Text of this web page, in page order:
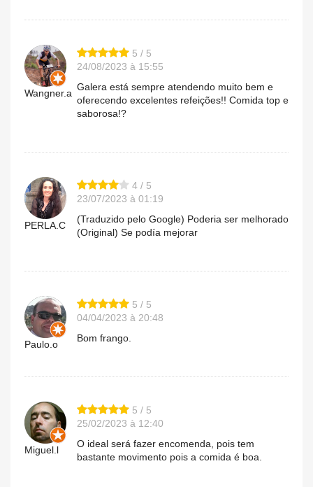
Wangner.a
5 / 5
24/08/2023 à 15:55
Galera está sempre atendendo muito bem e
oferecendo excelentes refeições!! Comida top e
saborosa!?
PERLA.C
4 / 5
23/07/2023 à 01:19
(Traduzido pelo Google) Poderia ser melhorado
(Original) Se podía mejorar
Paulo.o
5 / 5
04/04/2023 à 20:48
Bom frango.
Miguel.l
5 / 5
25/02/2023 à 12:40
O ideal será fazer encomenda, pois tem
bastante movimento pois a comida é boa.